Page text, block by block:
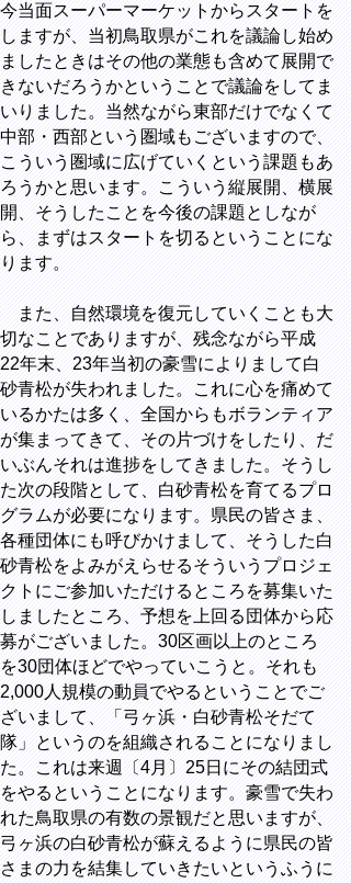
今当面スーパーマーケットからスタートを
しますが、当初鳥取県がこれを議論し始め
ましたときはその他の業態も含めて展開で
きないだろうかということで議論をしてま
いりました。当然ながら東部だけでなくて
中部・西部という圏域もございますので、
こういう圏域に広げていくという課題もあ
ろうかと思います。こういう縦展開、横展
開、そうしたことを今後の課題としなが
ら、まずはスタートを切るということにな
ります。
また、自然環境を復元していくことも大
切なことでありますが、残念ながら平成
22年末、23年当初の豪雪によりまして白
砂青松が失われました。これに心を痛めて
いるかたは多く、全国からもボランティア
が集まってきて、その片づけをしたり、だ
いぶんそれは進捗をしてきました。そうし
た次の段階として、白砂青松を育てるプロ
グラムが必要になります。県民の皆さま、
各種団体にも呼びかけまして、そうした白
砂青松をよみがえらせるそういうプロジェ
クトにご参加いただけるところを募集いた
しましたところ、予想を上回る団体から応
募がございました。30区画以上のところ
を30団体ほどでやっていこうと。それも
2,000人規模の動員でやるということでご
ざいまして、「弓ヶ浜・白砂青松そだて
隊」というのを組織されることになりまし
た。これは来週〔4月〕25日にその結団式
をやるということになります。豪雪で失わ
れた鳥取県の有数の景観だと思いますが、
弓ヶ浜の白砂青松が蘇えるように県民の皆
さまの力を結集していきたいというふうに